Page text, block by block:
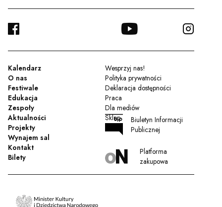
FACEBOOK YOUTUBE
Kalendarz
O nas
Festiwale
Edukacja
Zespoły
Aktualności
Projekty
Wynajem sal
Kontakt
Bilety
Wesprzyj nas!
Polityka prywatności
Deklaracja dostępności
Praca
Dla mediów
Sklep
Biuletyn Informacji
Publicznej
Platforma
zakupowa